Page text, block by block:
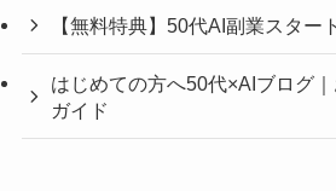
【無料特典】50代AI副業スター
はじめての方へ50代×AIブログ
ガイド